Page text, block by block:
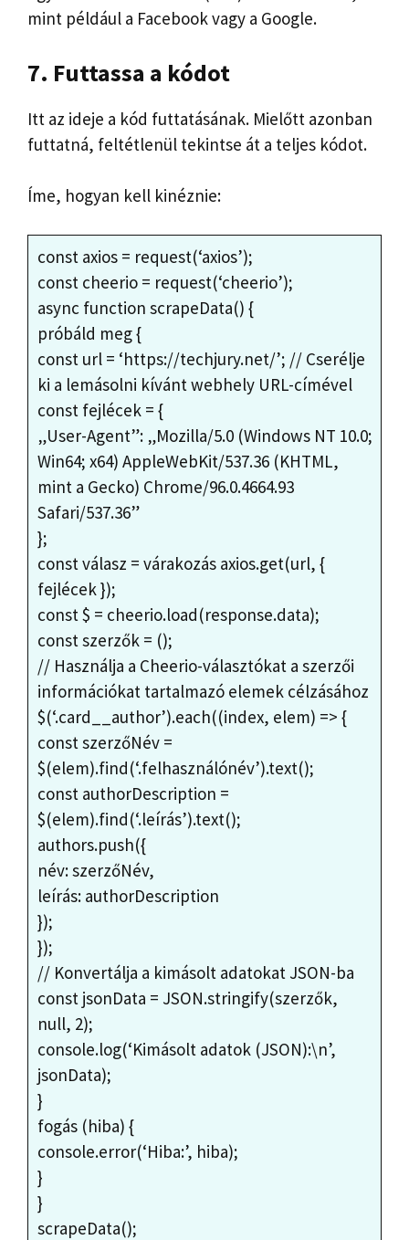
mint például a Facebook vagy a Google.
7. Futtassa a kódot
Itt az ideje a kód futtatásának. Mielőtt azonban
futtatná, feltétlenül tekintse át a teljes kódot.
Íme, hogyan kell kinéznie:
const axios = request(‘axios’);
const cheerio = request(‘cheerio’);
async function scrapeData() {
próbáld meg {
const url = ‘https://techjury.net/’; // Cserélje
ki a lemásolni kívánt webhely URL-címével
const fejlécek = {
„User-Agent”: „Mozilla/5.0 (Windows NT 10.0;
Win64; x64) AppleWebKit/537.36 (KHTML,
mint a Gecko) Chrome/96.0.4664.93
Safari/537.36”
};
const válasz = várakozás axios.get(url, {
fejlécek });
const $ = cheerio.load(response.data);
const szerzők = ();
// Használja a Cheerio-választókat a szerzői
információkat tartalmazó elemek célzásához
$(‘.card__author’).each((index, elem) => {
const szerzőNév =
$(elem).find(‘.felhasználónév’).text();
const authorDescription =
$(elem).find(‘.leírás’).text();
authors.push({
név: szerzőNév,
leírás: authorDescription
});
});
// Konvertálja a kimásolt adatokat JSON-ba
const jsonData = JSON.stringify(szerzők,
null, 2);
console.log(‘Kimásolt adatok (JSON):\n’,
jsonData);
}
fogás (hiba) {
console.error(‘Hiba:’, hiba);
}
}
scrapeData();